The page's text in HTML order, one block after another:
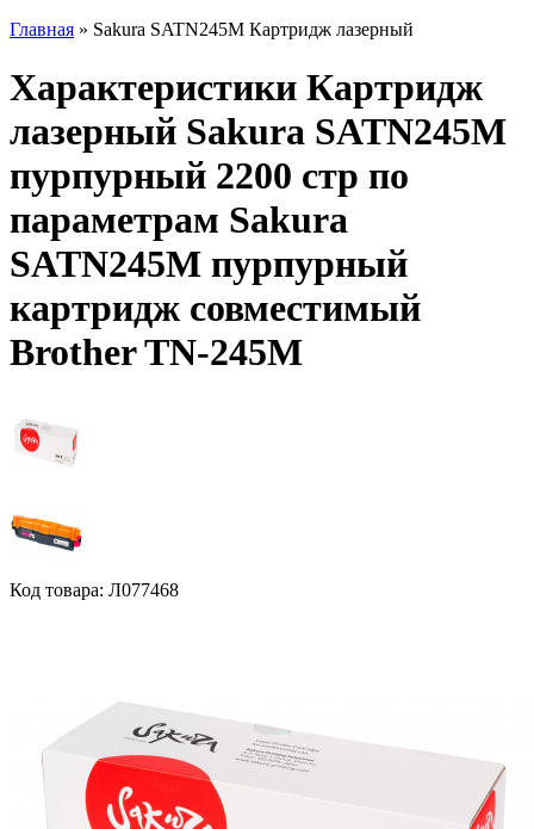
Главная » Sakura SATN245M Картридж лазерный
Характеристики Картридж
лазерный Sakura SATN245M
пурпурный 2200 стр по
параметрам Sakura
SATN245M пурпурный
картридж совместимый
Brother TN-245M
Код товара: Л077468